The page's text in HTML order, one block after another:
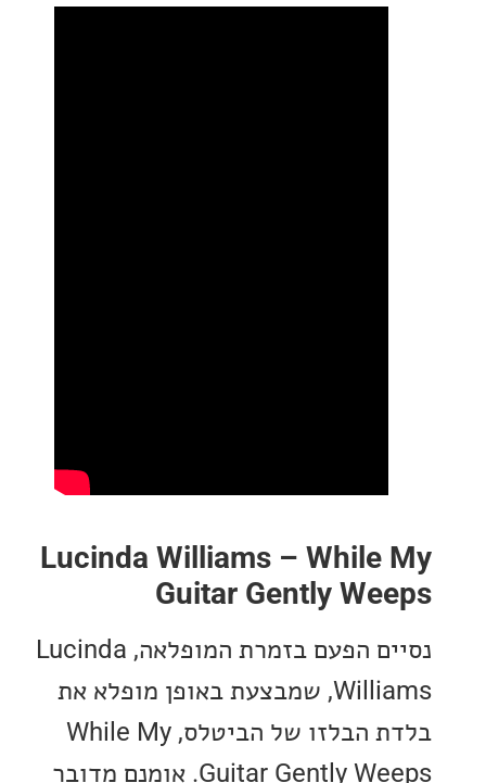
Lucinda Williams –
Guitar Gently
נסיים הפעם בזמרת המופלאה, Lucinda
Williams, שמבצעת באופן מופלא את
בלדת הבלזו של הביטלס, While My
Guitar Gently Weeps. אומנם מדובר